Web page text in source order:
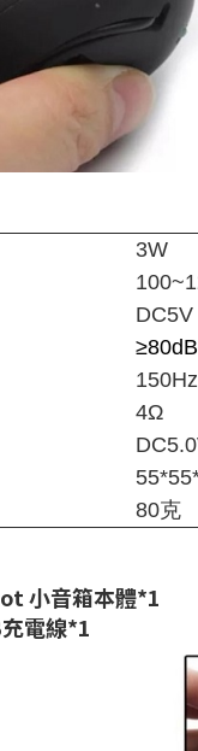
3W
DC5V
≥80dB
4Ω
80克
小音箱本體*1
電線*1